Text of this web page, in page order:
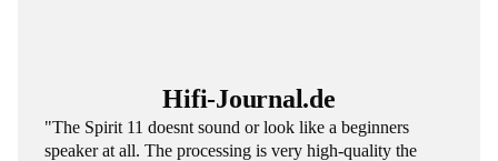
Hifi-Journal.de
"The Spirit 11 doesnt sound or look like a beginners
speaker at all. The processing is very high-quality the